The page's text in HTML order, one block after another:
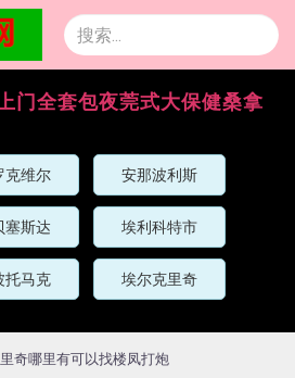
门全套包夜莞式大保健桑拿
克维尔 安那波利斯
塞斯达 埃利科特市
托马克 埃尔克里奇
奇哪里有可以找楼凤打炮